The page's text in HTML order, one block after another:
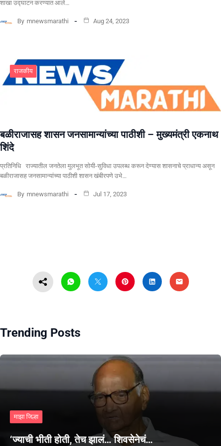
शाखा उद्घाटन करण्यात आले…
By mnewsmarathi Aug 24, 2023
राजकीय
बळीराजासह शासन जनसामान्यांच्या पाठीशी – मुख्यमंत्री एकनाथ
शिंदे
प्रतिनिधि राज्यातील जनतेला मुलभूत सोयी-सुविधा उपलब्ध करून देण्यास शासनाचे प्राधान्य असून
बळीराजासह जनसामान्यांच्या पाठीशी शासन खंबीरपणे उभे…
By mnewsmarathi Jul 17, 2023
Trending Posts
माझा जिल्हा
‘ज्याची भीती होती, तेच झालं… शिवसेनेचं…